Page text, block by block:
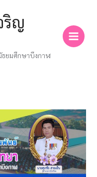
ริญ
ธยมศึกษาบึงกาฬ